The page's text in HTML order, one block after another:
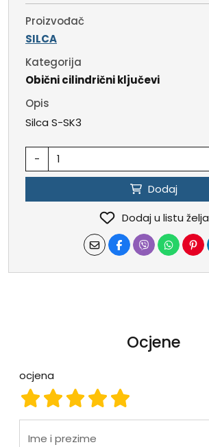
Proizvođač
SILCA
Kategorija
Obični cilindrični ključevi
Opis
Silca S-SK3
-
Dodaj
Dodaj u listu želja
Ocjene
ocjena
ocjena 5
ocjena 4
ocjena 3
ocjena 2
ocjena 1
Ime i prezime